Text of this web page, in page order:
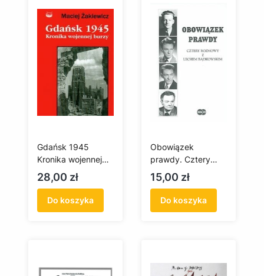
Gdańsk 1945
Kronika wojennej
burzy
Cena
28,00 zł
Do koszyka
Obowiązek
prawdy. Cztery
rozmowy z Lechem
Bądkowskim
Cena
15,00 zł
Do koszyka